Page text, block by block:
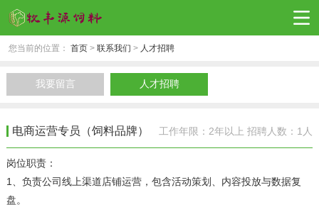
您当前的位置： 首页 > 联系我们 > 人才招聘
我要留言 人才招聘
电商运营专员（饲料品牌） 工作年限：2年以上 招聘人数：1人
岗位职责：
1、负责公司线上渠道店铺运营，包含活动策划、内容投放与数据复
盘。